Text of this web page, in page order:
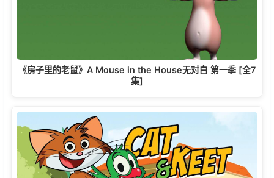
《房子里的老鼠》A Mouse in the House无对白 第一季 [全7
集]